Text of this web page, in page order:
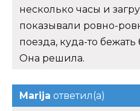
несколько часы и
показывали ровно-
поезда, куда-то
Она решила.
Marija ответил(а)